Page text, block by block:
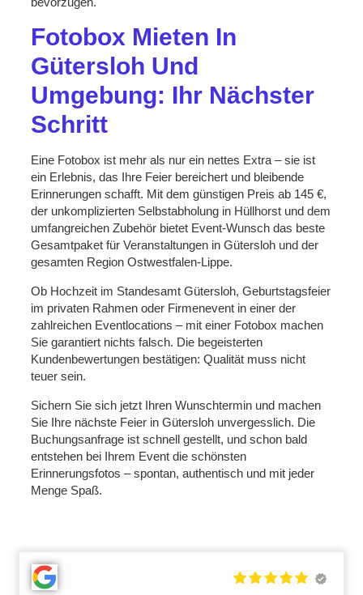
Fotobox Mieten In
Gütersloh Und
Umgebung: Ihr Nächster
Schritt
Eine Fotobox ist mehr als nur ein nettes Extra – sie ist
ein Erlebnis, das Ihre Feier bereichert und bleibende
Erinnerungen schafft. Mit dem günstigen Preis ab 145 €,
der unkomplizierten Selbstabholung in Hüllhorst und dem
umfangreichen Zubehör bietet Event-Wunsch das beste
Gesamtpaket für Veranstaltungen in Gütersloh und der
gesamten Region Ostwestfalen-Lippe.
Ob Hochzeit im Standesamt Gütersloh, Geburtstagsfeier
im privaten Rahmen oder Firmenevent in einer der
zahlreichen Eventlocations – mit einer Fotobox machen
Sie garantiert nichts falsch. Die begeisterten
Kundenbewertungen bestätigen: Qualität muss nicht
teuer sein.
Sichern Sie sich jetzt Ihren Wunschtermin und machen
Sie Ihre nächste Feier in Gütersloh unvergesslich. Die
Buchungsanfrage ist schnell gestellt, und schon bald
entstehen bei Ihrem Event die schönsten
Erinnerungsfotos – spontan, authentisch und mit jeder
Menge Spaß.